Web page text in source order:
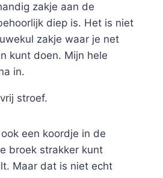
zakje aan de
diep is. Het is niet
zakje waar je net
kunt doen. Mijn hele
in.
stroef.
een koordje in de
broek strakker kunt
Maar dat is niet echt